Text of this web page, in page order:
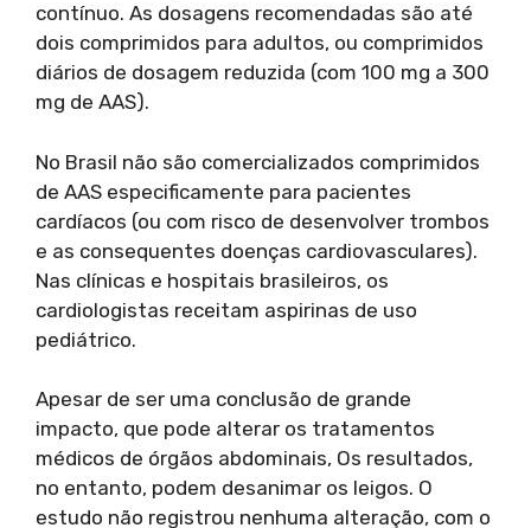
contínuo. As dosagens recomendadas são até
dois comprimidos para adultos, ou comprimidos
diários de dosagem reduzida (com 100 mg a 300
mg de AAS).
No Brasil não são comercializados comprimidos
de AAS especificamente para pacientes
cardíacos (ou com risco de desenvolver trombos
e as consequentes doenças cardiovasculares).
Nas clínicas e hospitais brasileiros, os
cardiologistas receitam aspirinas de uso
pediátrico.
Apesar de ser uma conclusão de grande
impacto, que pode alterar os tratamentos
médicos de órgãos abdominais, Os resultados,
no entanto, podem desanimar os leigos. O
estudo não registrou nenhuma alteração, com o